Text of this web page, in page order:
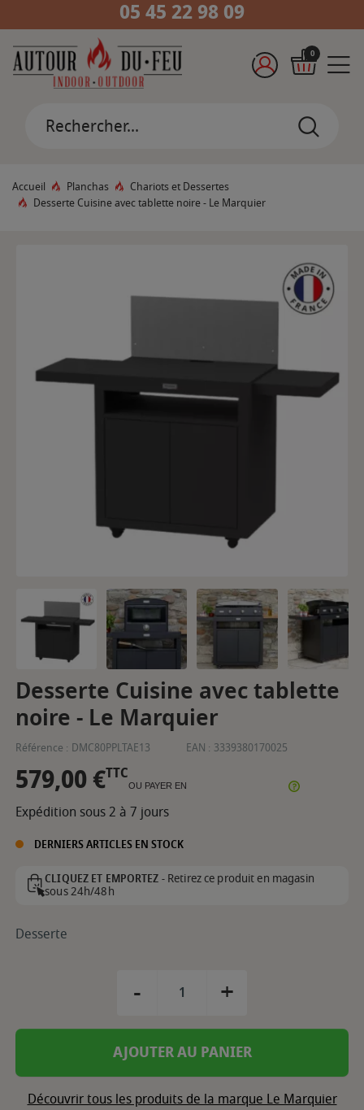
05 45 22 98 09
0
Accueil Planchas
Chariots et Dessertes
Desserte Cuisine avec tablette noire - Le Marquier
Desserte Cuisine avec tablette
noire - Le Marquier
Référence : DMC80PPLTAE13 EAN : 3339380170025
579,00 €TTC
OU PAYER EN
Expédition sous 2 à 7 jours
DERNIERS ARTICLES EN STOCK
CLIQUEZ ET EMPORTEZ -Retirez ce produit en magasin
sous 24h/48h
Desserte
- +
AJOUTER AU PANIER
Découvrir tous les produits de la marque Le Marquier